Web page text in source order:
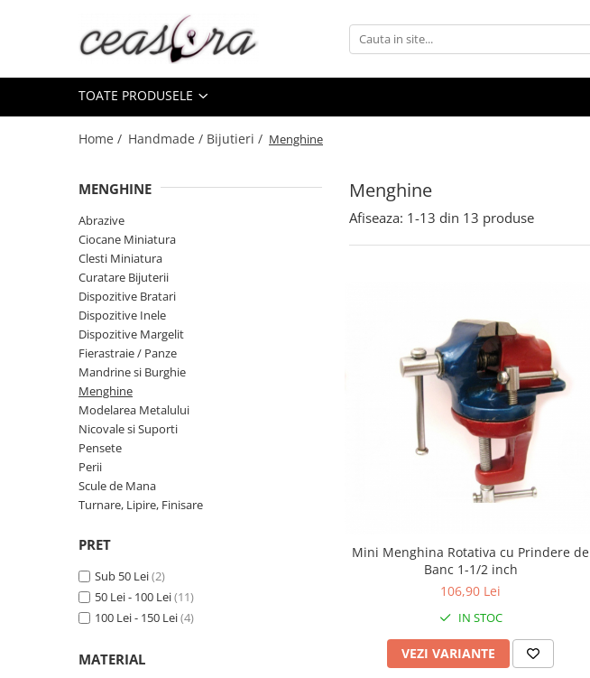
Toate Produsele
AA, AAA, 9V
Accesorii baterii
Ceasuri Accurist
Ceasuri Casio
Ceasuri Daniel Klein
Ceasuri Lorus
Ceasuri Police
Ceasuri Q&Q
Ceasuri Q&Q Attractive
Ceasuri Reflex
Ceasuri Sekonda
Ceasuri Accurist
Ceasuri Casio
Ceasuri Daniel Klein
Ceasuri Q&Q
TOATE PRODUSELE
Home / Handmade / Bijutieri / Menghine
Menghine
MENGHINE
Abrazive
Ciocane Miniatura
Clesti Miniatura
Curatare Bijuterii
Dispozitive Bratari
Dispozitive Inele
Dispozitive Margelit
Fierastraie / Panze
Mandrine si Burghie
Menghine
Modelarea Metalului
Nicovale si Suporti
Pensete
Perii
Scule de Mana
Turnare, Lipire, Finisare
PRET
Sub 50 Lei(2)
50 Lei - 100 Lei(11)
100 Lei - 150 Lei(4)
MATERIAL
Afiseaza: 1-13 din 13 produse
Mini Menghina Rotativa cu Prindere de
Banc 1-1/2 inch
106,90 Lei
IN STOC
VEZI VARIANTE